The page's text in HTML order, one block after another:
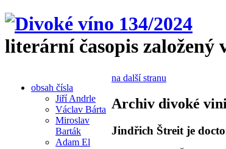
literární časopis založený
obsah čísla
Jiří Andrle
Václav Bárta
Miroslav
Barták
Adam El
na další stranu
Archiv divoké
Jindřich Štreit je